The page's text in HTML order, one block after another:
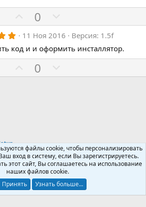
0
ё
з
П
о
з
и
т
и
о
л
о
с
0
е
г
а
т
и
о
л
о
с
5
0
0
ё
11 Ноя 2016
Версия: 1.5f
код и и оформить инсталлятор.
П
о
н
ы
й
г
о
0
е
н
ы
й
г
о
и правила
Помощь
файлы cookie, чтобы персонализировать
вход в систему, если Вы зарегистрируетесь.
этот сайт, Вы соглашаетесь на использование
наших файлов cookie.
Принять
Узнать больше...